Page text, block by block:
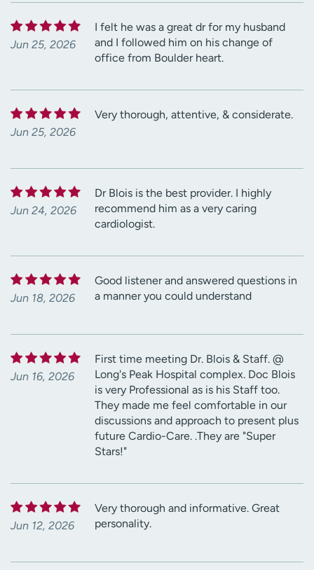
Jun 25, 2026
I felt he was a great dr for my husband
and I followed him on his change of
office from Boulder heart.
Jun 25, 2026
Very thorough, attentive, & considerate.
Jun 24, 2026
Dr Blois is the best provider. I highly
recommend him as a very caring
cardiologist.
Jun 18, 2026
Good listener and answered questions in
a manner you could understand
Jun 16, 2026
First time meeting Dr. Blois & Staff. @
Long's Peak Hospital complex. Doc Blois
is very Professional as is his Staff too.
They made me feel comfortable in our
discussions and approach to present plus
future Cardio-Care. .They are "Super
Stars!"
Jun 12, 2026
Very thorough and informative. Great
personality.